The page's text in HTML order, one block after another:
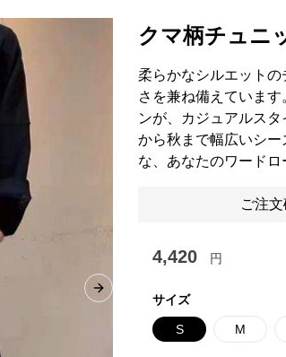
Next slide
クマ柄チュニ
柔らかなシルエット
さを兼ね備えていま
ンが、カジュアルス
から秋まで幅広いシ
な、あなたのワードロ
ご注
4,420 円
サイズ
S M